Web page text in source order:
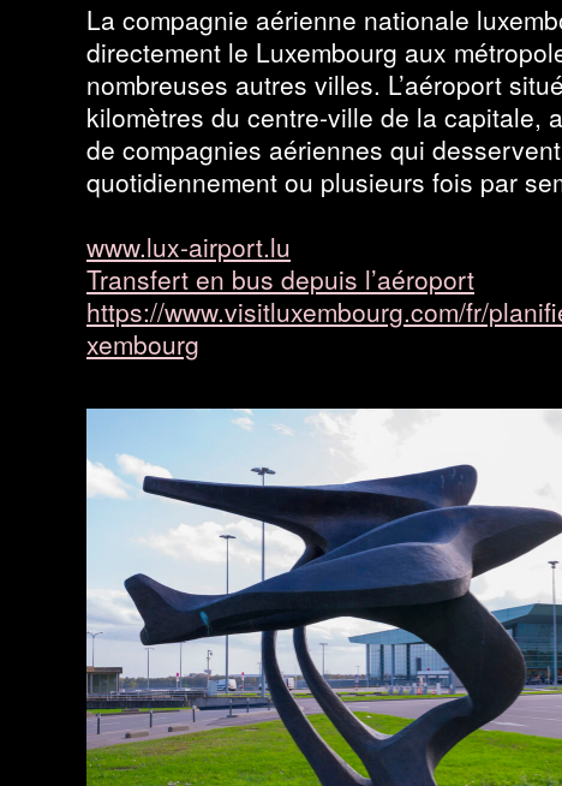
La compagnie aérienne nationale
directement le Luxembourg aux
nombreuses autres villes. L’aéroport
kilomètres du centre-ville de la capitale,
de compagnies aériennes qui
quotidiennement ou plusieurs fois par
www​.lux​-air​port​.lu
Transfert en bus depuis l’aéroport
https://​www​.vis​itlux​em​bourg​.com/​f​r​/​
x​e​m​bourg